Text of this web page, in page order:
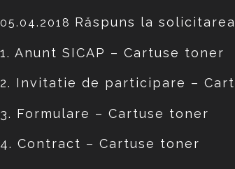
05.04.2018 Răspuns la
1. Anunt SICAP – Cartuse toner
2. Invitatie de participare –
3. Formulare – Cartuse toner
4. Contract – Cartuse toner